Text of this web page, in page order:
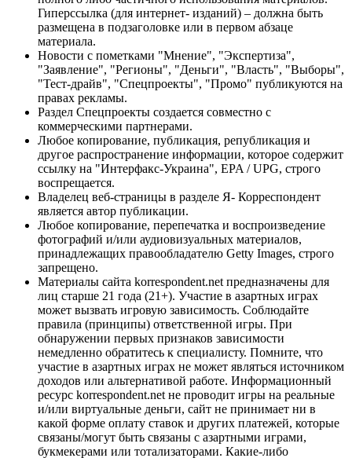
Гиперссылка (для интернет- изданий) – должна быть
размещена в подзаголовке или в первом абзаце
материала.
Новости с пометками "Мнение", "Экспертиза",
"Заявление", "Регионы", "Деньги", "Власть", "Выборы",
"Тест-драйв", "Спецпроекты", "Промо" публикуются на
правах рекламы.
Раздел Спецпроекты создается совместно с
коммерческими партнерами.
Любое копирование, публикация, републикация и
другое распространение информации, которое содержит
ссылку на "Интерфакс-Украина", EPA / UPG, строго
воспрещается.
Владелец веб-страницы в разделе Я- Корреспондент
является автор публикации.
Любое копирование, перепечатка и воспроизведение
фотографий и/или аудиовизуальных материалов,
принадлежащих правообладателю Getty Images, строго
запрещено.
Материалы сайта korrespondent.net предназначены для
лиц старше 21 года (21+). Участие в азартных играх
может вызвать игровую зависимость. Соблюдайте
правила (принципы) ответственной игры. При
обнаружении первых признаков зависимости
немедленно обратитесь к специалисту. Помните, что
участие в азартных играх не может являться источником
доходов или альтернативой работе. Информационный
ресурс korrespondent.net не проводит игры на реальные
и/или виртуальные деньги, сайт не принимает ни в
какой форме оплату ставок и других платежей, которые
связаны/могут быть связаны с азартными играми,
букмекерами или тотализаторами. Какие-либо